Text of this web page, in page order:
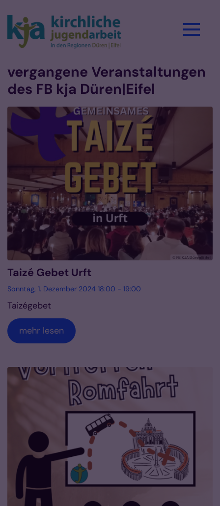
vergangene Veranstaltungen
des FB kja Düren|Eifel
© FB KJA Düren|Eifel
Taizé Gebet Urft
Sonntag, 1. Dezember 2024 18:00 - 19:00
Taizégebet
mehr lesen